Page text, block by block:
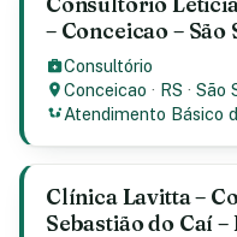
– Conceicao – São
Consultório
Conceicao · RS ·São
Atendimento Básico
Clínica Lavitta –
Sebastião do Caí –